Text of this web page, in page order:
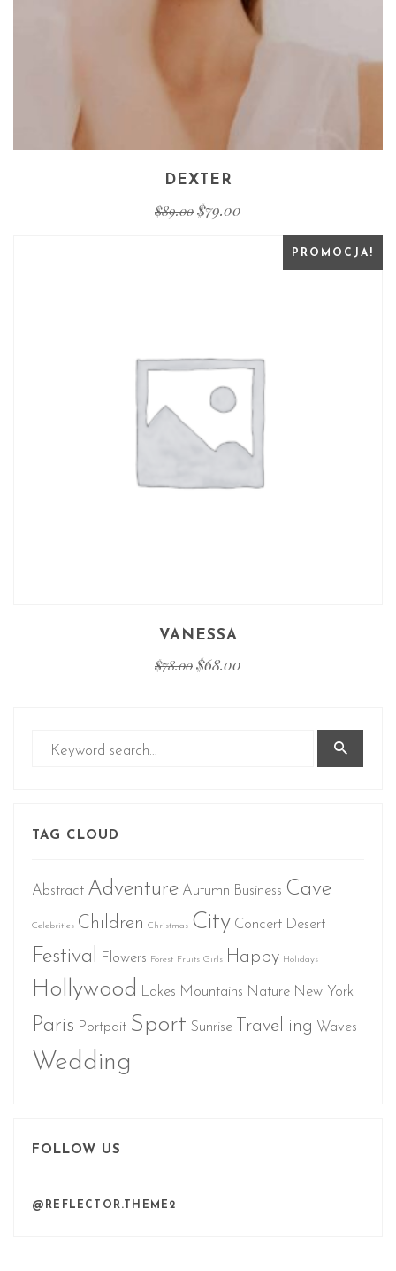
DEXTER
$89.00 $79.00
PROMOCJA!
VANESSA
$78.00 $68.00
TAG CLOUD
Abstract Adventure Autumn Business Cave
Celebrities Children Christmas City Concert Desert
Festival Flowers Forest Fruits Girls Happy Holidays
Hollywood Lakes Mountains Nature New York
Paris Portpait Sport Sunrise Travelling Waves
Wedding
FOLLOW US
@REFLECTOR.THEME2